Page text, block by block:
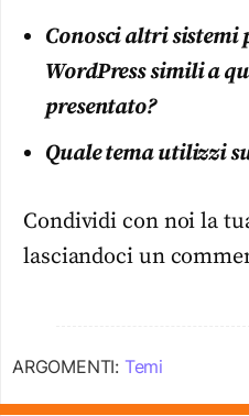
Conosci altri sistemi
WordPress simili a
presentato?
Quale tema utilizzi
Condividi con noi la
lasciandoci un
ARGOMENTI: Temi